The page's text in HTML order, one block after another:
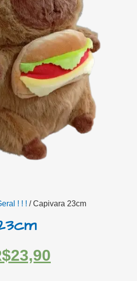
! ! ! / Capivara 23cm
23,90